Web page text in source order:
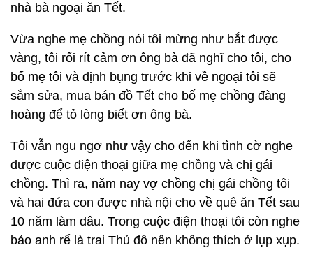
nhà bà ngoại ăn Tết.
Vừa nghe mẹ chồng nói tôi mừng như bắt được
vàng, tôi rối rít cảm ơn ông bà đã nghĩ cho tôi, cho
bố mẹ tôi và định bụng trước khi về ngoại tôi sẽ
sắm sửa, mua bán đồ Tết cho bố mẹ chồng đàng
hoàng để tỏ lòng biết ơn ông bà.
Tôi vẫn ngu ngơ như vậy cho đến khi tình cờ nghe
được cuộc điện thoại giữa mẹ chồng và chị gái
chồng. Thì ra, năm nay vợ chồng chị gái chồng tôi
và hai đứa con được nhà nội cho về quê ăn Tết sau
10 năm làm dâu. Trong cuộc điện thoại tôi còn nghe
bảo anh rể là trai Thủ đô nên không thích ở lụp xụp.